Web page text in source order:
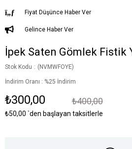
Fiyat Düşünce Haber Ver
Gelince Haber Ver
İpek Saten Gömlek Fistik
Stok Kodu (NVMWFOYE)
İndirim Oranı : %25 İndirim
₺400,00
₺300,00
₺50,00 `den başlayan taksitlerle